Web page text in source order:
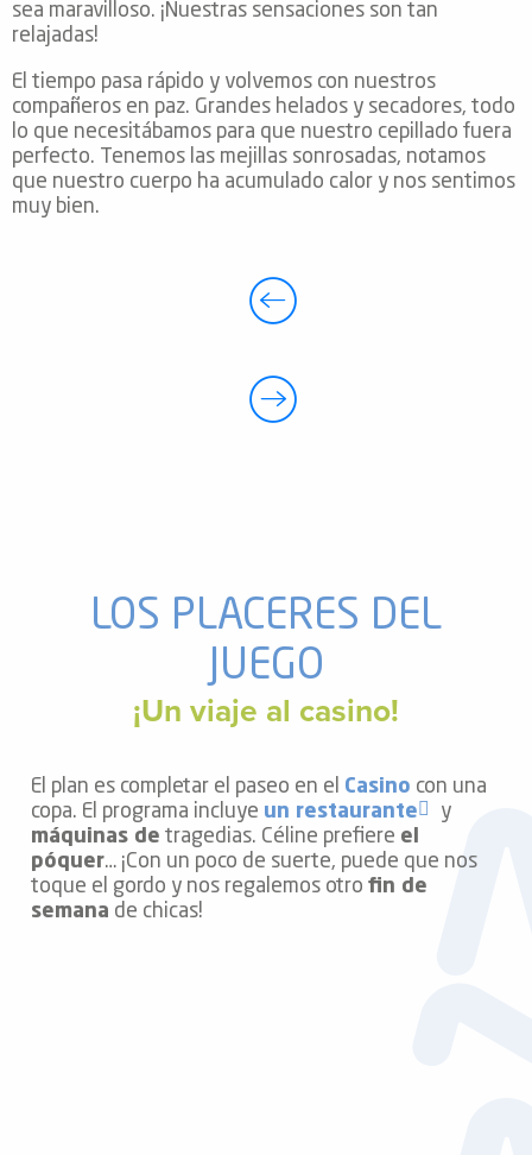
sea maravilloso. ¡Nuestras sensaciones son tan
relajadas!
El tiempo pasa rápido y volvemos con nuestros
compañeros en paz. Grandes helados y secadores, todo
lo que necesitábamos para que nuestro cepillado fuera
perfecto. Tenemos las mejillas sonrosadas, notamos
que nuestro cuerpo ha acumulado calor y nos sentimos
muy bien.
LOS PLACERES DEL
JUEGO
¡Un viaje al casino!
El plan es completar el paseo en el Casino con una
copa. El programa incluye un restaurante
y
máquinas de tragedias. Céline prefiere el
póquer… ¡Con un poco de suerte, puede que nos
toque el gordo y nos regalemos otrofin de
semana de chicas!